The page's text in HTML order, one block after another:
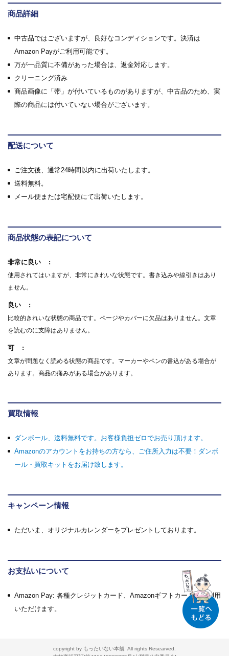
商品詳細
中古品ではございますが、良好なコンディションです。決済は
Amazon Payがご利用可能です。
万が一品質に不備があった場合は、返金対応します。
クリーニング済み
商品画像に「帯」が付いているものがありますが、中古品のため、実
際の商品には付いていない場合がございます。
配送について
ご注文後、通常24時間以内に出荷いたします。
送料無料。
メール便または宅配便にて出荷いたします。
商品状態の表記について
非常に良い
使用されてはいますが、非常にきれいな状態です。書き込みや線引きはあり
ません。
良い
比較的きれいな状態の商品です。ページやカバーに欠品はありません。文章
を読むのに支障はありません。
可
文章が問題なく読める状態の商品です。マーカーやペンの書込がある場合が
あります。商品の痛みがある場合があります。
買取情報
ダンボール、送料無料です。お客様負担ゼロでお売り頂けます。
Amazonのアカウントをお持ちの方なら、ご住所入力は不要！ダンボ
ール・買取キットをお届け致します。
キャンペーン情報
ただいま、オリジナルカレンダーをプレゼントしております。
お支払いについて
Amazon Pay: 各種クレジットカード、Amazonギフトカードがご利用
いただけます。
copyright by もったいない本舗. All rights Researved.